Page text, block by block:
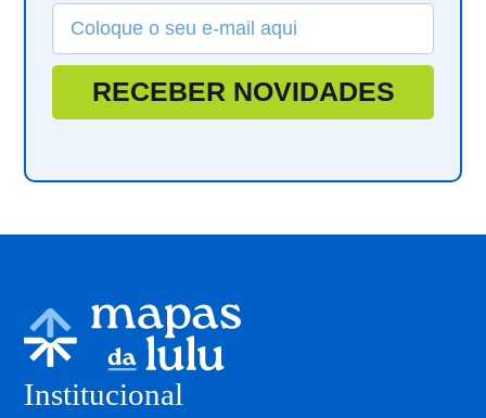
RECEBER NOVIDADES
Institucional